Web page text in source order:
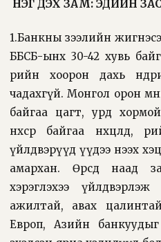
НЭГ ДЭХ ЗАМ: ЭДИЙН
1.Банкны зээлийн
ББСБ-ынх 30-42 хувь
өрийн хоорон дахь
чадахгүй. Монгол орон
байгаа цагт, урд
нөхсөөр байгаа нөхцөлд,
үйлдвэрүүд үүдээ нээх
амархан. Өөрсдөө наад
хэрэглэхээ
ажилтай, авах
Европ, Азийн